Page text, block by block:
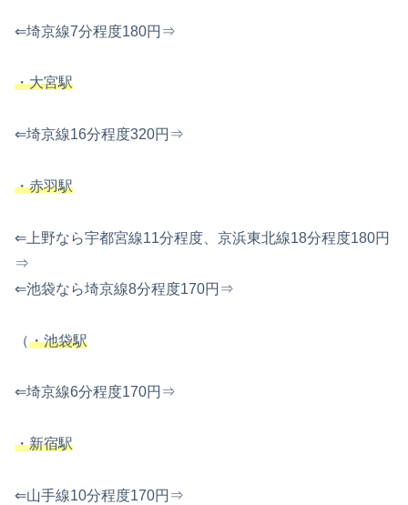
⇐埼京線7分程度180円⇒
・大宮駅
⇐埼京線16分程度320円⇒
・赤羽駅
⇐上野なら宇都宮線11分程度、京浜東北線18分程度180円
⇒
⇐池袋なら埼京線8分程度170円⇒
（・池袋駅
⇐埼京線6分程度170円⇒
・新宿駅
⇐山手線10分程度170円⇒